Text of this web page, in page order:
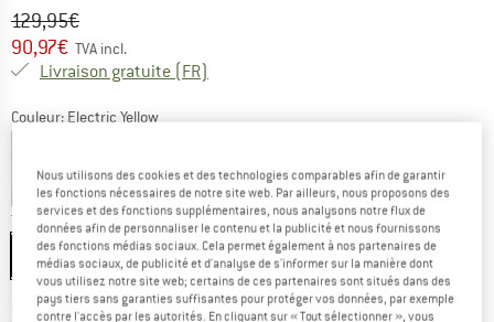
Prix initial :
129,95€
Prix:
90,97€ TVA incl.
Livraison gratuite (FR)
Couleur: Electric Yellow
-20 % -20 % -21 % -30 %
Taille:60 l
60 l
Délai de livraison: 3-5 jours ouvrables
Le lien s'ouvre dans une
Nous utilisons des cookies et des technologies comparables afin de garantir
les fonctions nécessaires de notre site web. Par ailleurs, nous proposons des
services et des fonctions supplémentaires, nous analysons notre flux de
données afin de personnaliser le contenu et la publicité et nous fournissons
des fonctions médias sociaux. Cela permet également à nos partenaires de
médias sociaux, de publicité et d'analyse de s'informer sur la manière dont
vous utilisez notre site web; certains de ces partenaires sont situés dans des
pays tiers sans garanties suffisantes pour protéger vos données, par exemple
contre l'accès par les autorités. En cliquant sur « Tout sélectionner », vous